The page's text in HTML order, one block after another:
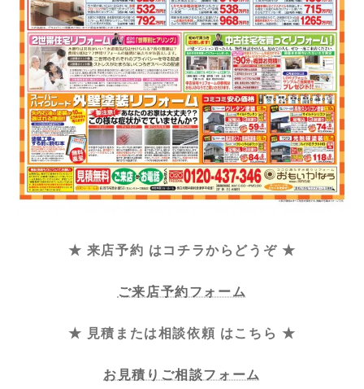
★ 来店予約 はコチラからどうぞ ★
ご来店予約フォーム
★ 見積または相談依頼 はこちら ★
お見積りご相談フォーム